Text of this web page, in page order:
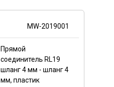
MW-2019001
Прямой
соединитель RL19
шланг 4 мм - шланг 4
мм, пластик